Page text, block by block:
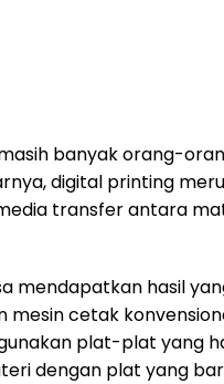
banyak orang-
digital printing
transfer antara
mendapatkan hasil
cetak
plat-plat yang
dengan plat yang